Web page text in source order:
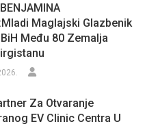
Maglajski Glazbenik
Među 80 Zemalja
Za Otvaranje
EV Clinic Centra U